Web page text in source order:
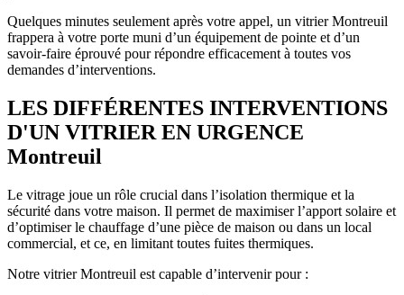
Quelques minutes seulement après votre appel, un vitrier Montreuil
frappera à votre porte muni d’un équipement de pointe et d’un
savoir-faire éprouvé pour répondre efficacement à toutes vos
demandes d’interventions.
LES DIFFÉRENTES INTERVENTIONS
D'UN VITRIER EN URGENCE
Montreuil
Le vitrage joue un rôle crucial dans l’isolation thermique et la
sécurité dans votre maison. Il permet de maximiser l’apport solaire et
d’optimiser le chauffage d’une pièce de maison ou dans un local
commercial, et ce, en limitant toutes fuites thermiques.
Notre vitrier Montreuil est capable d’intervenir pour :